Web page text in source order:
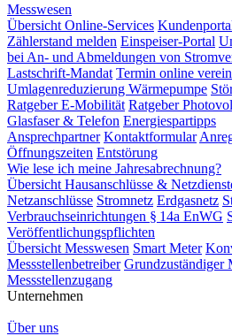
Messwesen
Übersicht Online-Services
Zählerstand melden Einspeiser-Portal
bei An- und Abmeldungen von
Lastschrift-Mandat Termin online
Umlagenreduzierung Wärmepumpe
Ratgeber E-Mobilität Ratgeber
Glasfaser & Telefon Energiespartipps
Ansprechpartner Kontaktformular
Öffnungszeiten Entstörung
Wie lese ich meine Jahresabrechnung?
Übersicht Hausanschlüsse &
Netzanschlüsse Stromnetz Erdgasnetz
Verbrauchseinrichtungen § 14a EnWG
Veröffentlichungspflichten
Übersicht Messwesen Smart Meter
Messstellenbetreiber Grundzuständiger
Messstellenzugang
Unternehmen
Über uns